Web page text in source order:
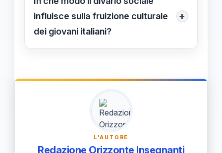
disparità sociali che influenzano
l'accesso e la partecipazione alle
influisce sulla fruizione culturale
dei giovani italiani?
+
Il divario sociale limita l'accesso alle
famiglie con risorse più basse,
rafforzando le disuguaglianze nel
tempo e creando barriere
all'inclusione culturale.
L'AUTORE
Redazione Orizzonte Insegnanti